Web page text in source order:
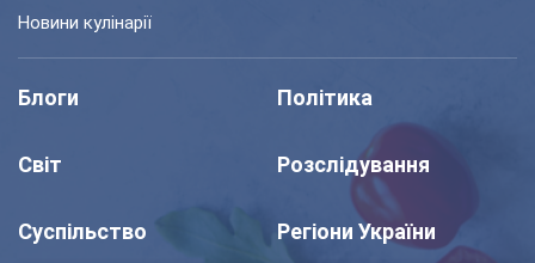
Новини кулінарії
Блоги Політика
Світ Розслідування
Суспільство Регіони України